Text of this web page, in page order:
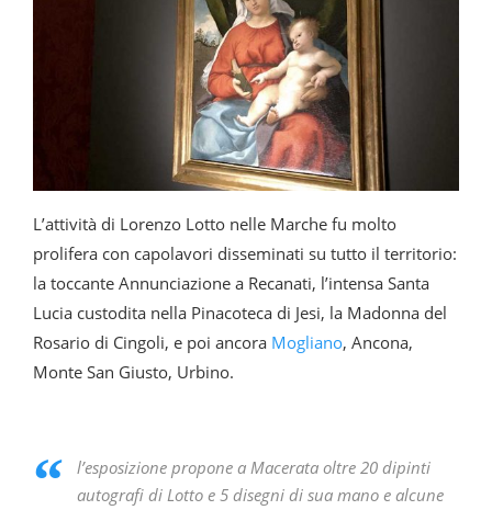
L’attività di Lorenzo Lotto nelle Marche fu molto
prolifera con capolavori disseminati su tutto il territorio:
la toccante Annunciazione a Recanati, l’intensa Santa
Lucia custodita nella Pinacoteca di Jesi, la Madonna del
Rosario di Cingoli, e poi ancora Mogliano, Ancona,
Monte San Giusto, Urbino.
l’esposizione propone a Macerata oltre 20 dipinti
autografi di Lotto e 5 disegni di sua mano e alcune